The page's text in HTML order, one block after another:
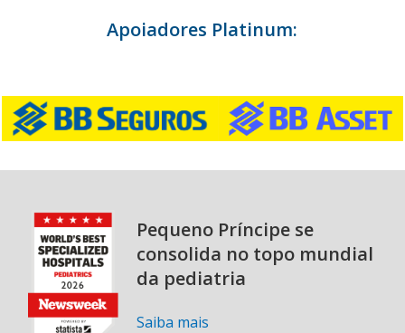
Apoiadores Platinum:
Pequeno Príncipe se
consolida no topo mundial
da pediatria
Saiba mais